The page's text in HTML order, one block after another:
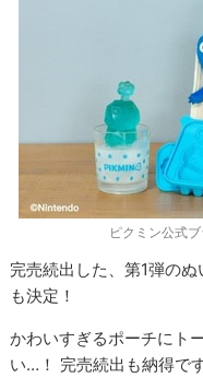
ピクミン公式
完売続出した、第1弾の
も決定！
かわいすぎるポーチにト
い…！ 完売続出も納得で